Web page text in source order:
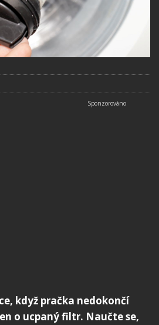
když pračka nedokončí
o ucpaný filtr. Naučte se,